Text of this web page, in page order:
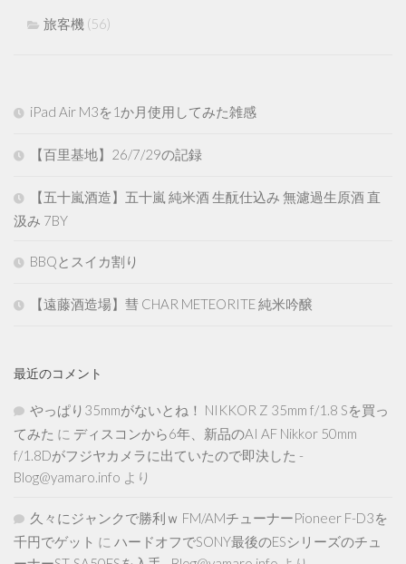
旅客機 (56)
iPad Air M3を1か月使用してみた雑感
【百里基地】26/7/29の記録
【五十嵐酒造】五十嵐 純米酒 生酛仕込み 無濾過生原酒 直
汲み 7BY
BBQとスイカ割り
【遠藤酒造場】彗 CHAR METEORITE 純米吟醸
最近のコメント
やっぱり35mmがないとね！ NIKKOR Z 35mm f/1.8 Sを買っ
てみた に ディスコンから6年、新品のAI AF Nikkor 50mm
f/1.8Dがフジヤカメラに出ていたので即決した -
Blog@yamaro.info より
久々にジャンクで勝利ｗ FM/AMチューナーPioneer F-D3を
千円でゲット に ハードオフでSONY最後のESシリーズのチュ